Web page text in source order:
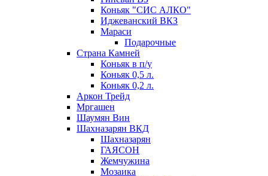
Коньяк "СИС АЛКО"
Иджеванский ВКЗ
Мараси
Подарочные
Страна Камней
Коньяк в п/у
Коньяк 0,5 л.
Коньяк 0,2 л.
Аркон Трейд
Мргашен
Шаумян Вин
Шахназарян ВКД
Шахназарян
ГАЯСОН
Жемчужина
Мозаика